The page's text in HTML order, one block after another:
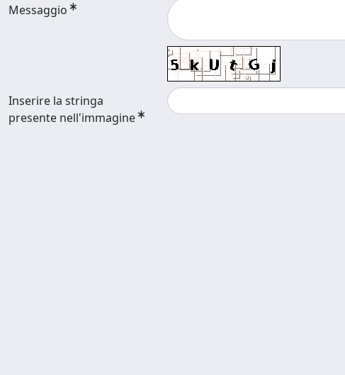
Messaggio
Inserire la stringa
presente nell'immagine